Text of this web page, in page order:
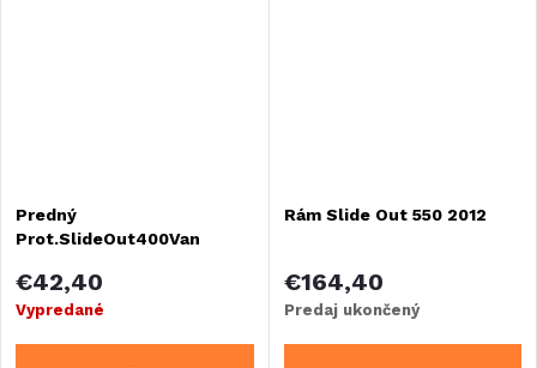
Predný
Prot.SlideOut400Van
€42,40
Vypredané
Rám Slide Out 550 2012
€164,40
Predaj ukončený